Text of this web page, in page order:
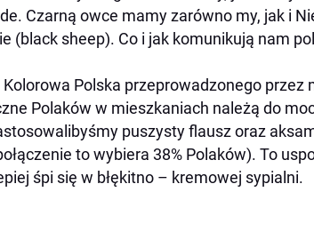
. Czarną owce mamy zarówno my, jak i
(black sheep). Co i jak komunikują nam
Polska przeprowadzonego przez
Polaków w mieszkaniach należą do
puszysty flausz oraz
to wybiera 38% Polaków). To
śpi się w błękitno – kremowej sypialni.